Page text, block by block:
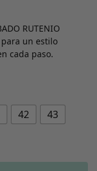
RUTENIO
para un estilo
cada paso.
42
43